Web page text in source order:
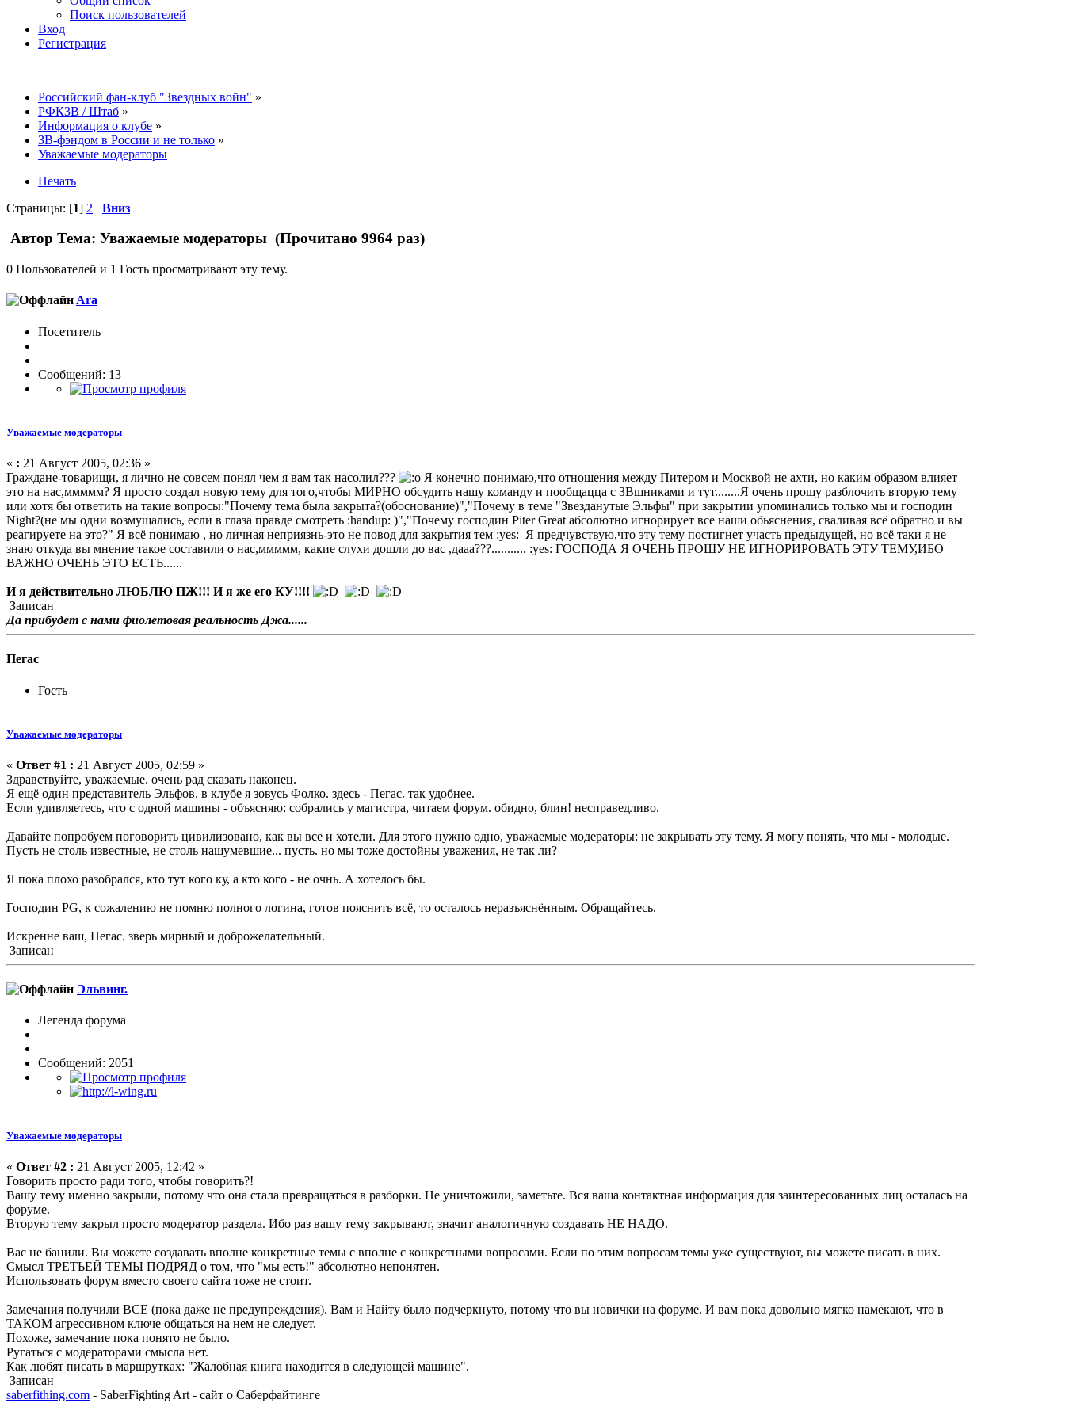
Поиск пользователей
Вход
Регистрация
Российский фан-клуб "Звездных войн" »
РФКЗВ / Штаб »
Информация о клубе »
ЗВ-фэндом в России и не только »
Уважаемые модераторы
Печать
Страницы: [1] 2 Вниз
Автор Тема: Уважаемые модераторы (Прочитано 9964 раз)
0 Пользователей и 1 Гость просматривают эту тему.
Ara
Посетитель
Сообщений: 13
Уважаемые модераторы
« : 21 Август 2005, 02:36 »
Граждане-товарищи, я лично не совсем понял чем я вам так насолил???
Я конечно понимаю,что отношения между Питером и Москвой не ахти, но каким образом влияет
это на нас,ммммм? Я просто создал новую тему для того,чтобы МИРНО обсудить нашу команду и пообщацца с ЗВшниками и тут........Я очень прошу разблочить вторую тему
или хотя бы ответить на такие вопросы:"Почему тема была закрыта?(обоснование)","Почему в теме "Звезданутые Эльфы" при закрытии упоминались только мы и господин
Night?(не мы одни возмущались, если в глаза правде смотреть :handup: )","Почему господин Piter Great абсолютно игнорирует все наши обьяснения, сваливая всё обратно и вы
реагируете на это?" Я всё понимаю , но личная неприязнь-это не повод для закрытия тем :yes: Я предчувствую,что эту тему постигнет участь предыдущей, но всё таки я не
знаю откуда вы мнение такое составили о нас,ммммм, какие слухи дошли до вас ,дааа???........... :yes: ГОСПОДА Я ОЧЕНЬ ПРОШУ НЕ ИГНОРИРОВАТЬ ЭТУ ТЕМУ,ИБО
ВАЖНО ОЧЕНЬ ЭТО ЕСТЬ......
И я действительно ЛЮБЛЮ ПЖ!!! И я же его КУ!!!!
Записан
Да прибудет с нами фиолетовая реальность Джа......
Пегас
Гость
Уважаемые модераторы
« Ответ #1 : 21 Август 2005, 02:59 »
Здравствуйте, уважаемые. очень рад сказать наконец.
Я ещё один представитель Эльфов. в клубе я зовусь Фолко. здесь - Пегас. так удобнее.
Если удивляетесь, что с одной машины - объясняю: собрались у магистра, читаем форум. обидно, блин! несправедливо.
Давайте попробуем поговорить цивилизовано, как вы все и хотели. Для этого нужно одно, уважаемые модераторы: не закрывать эту тему. Я могу понять, что мы - молодые.
Пусть не столь известные, не столь нашумевшие... пусть. но мы тоже достойны уважения, не так ли?
Я пока плохо разобрался, кто тут кого ку, а кто кого - не очнь. А хотелось бы.
Господин PG, к сожалению не помню полного логина, готов пояснить всё, то осталось неразъяснённым. Обращайтесь.
Искренне ваш, Пегас. зверь мирный и доброжелательный.
Записан
Эльвинг.
Легенда форума
Сообщений: 2051
Уважаемые модераторы
« Ответ #2 : 21 Август 2005, 12:42 »
Говорить просто ради того, чтобы говорить?!
Вашу тему именно закрыли, потому что она стала превращаться в разборки. Не уничтожили, заметьте. Вся ваша контактная информация для заинтересованных лиц осталась на
форуме.
Вторую тему закрыл просто модератор раздела. Ибо раз вашу тему закрывают, значит аналогичную создавать НЕ НАДО.
Вас не банили. Вы можете создавать вполне конкретные темы с вполне с конкретными вопросами. Если по этим вопросам темы уже существуют, вы можете писать в них.
Смысл ТРЕТЬЕЙ ТЕМЫ ПОДРЯД о том, что "мы есть!" абсолютно непонятен.
Использовать форум вместо своего сайта тоже не стоит.
Замечания получили ВСЕ (пока даже не предупреждения). Вам и Найту было подчеркнуто, потому что вы новички на форуме. И вам пока довольно мягко намекают, что в
ТАКОМ агрессивном ключе общаться на нем не следует.
Похоже, замечание пока понято не было.
Ругаться с модераторами смысла нет.
Как любят писать в маршрутках: "Жалобная книга находится в следующей машине".
Записан
saberfithing.com - SaberFighting Art - сайт о Саберфайтинге